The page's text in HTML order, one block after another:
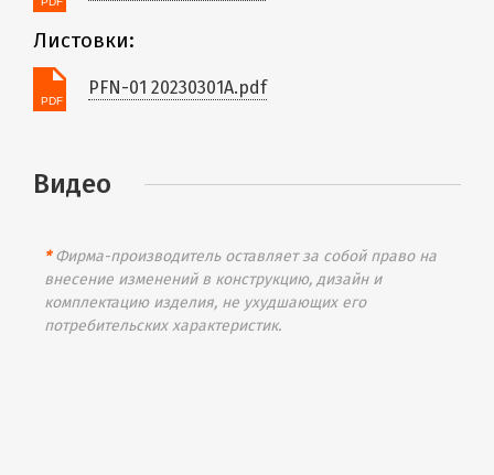
Листовки:
PFN-01 20230301A.pdf
Видео
*Фирма-производитель оставляет за собой право на
внесение изменений в конструкцию, дизайн и
комплектацию изделия, не ухудшающих его
потребительских характеристик.